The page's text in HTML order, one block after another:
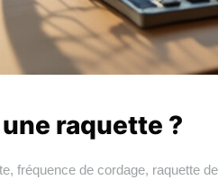
raquette ?
, fréquence de cordage, raquette